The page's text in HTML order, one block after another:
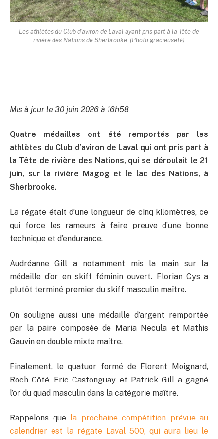
Les athlètes du Club d'aviron de Laval ayant pris part à la Tête de
rivière des Nations de Sherbrooke. (Photo gracieuseté)
Mis à jour le 30 juin 2026 à 16h58
Quatre médailles ont été remportés par les
athlètes du Club d’aviron de Laval qui ont pris part à
la Tête de rivière des Nations, qui se déroulait le 21
juin, sur la rivière Magog et le lac des Nations, à
Sherbrooke.
La régate était d’une longueur de cinq kilomètres, ce
qui force les rameurs à faire preuve d’une bonne
technique et d’endurance.
Audréanne Gill a notamment mis la main sur la
médaille d’or en skiff féminin ouvert. Florian Cys a
plutôt terminé premier du skiff masculin maître.
On souligne aussi une médaille d’argent remportée
par la paire composée de Maria Necula et Mathis
Gauvin en double mixte maître.
Finalement, le quatuor formé de Florent Moignard,
Roch Côté, Eric Castonguay et Patrick Gill a gagné
l’or du quad masculin dans la catégorie maître.
Rappelons que la prochaine compétition prévue au
calendrier est la régate Laval 500, qui aura lieu le